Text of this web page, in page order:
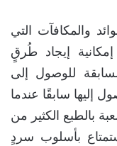
والمكافآت التي
إيجاد طُرقٍ
للوصول إلى
إليها سابقًا عندما
بالطبع الكثير من
بأسلوب سردٍ